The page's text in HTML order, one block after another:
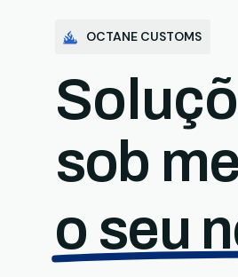
OCTANE CUSTOMS
sob
o seu